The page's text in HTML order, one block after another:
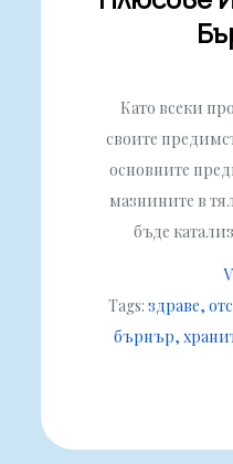
Като всеки
своите
основните
мазнините в
бъде
Tags: здраве
бърнър